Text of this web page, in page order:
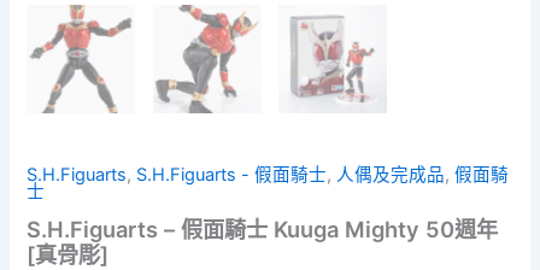
S.H.Figuarts, S.H.Figuarts - 假面騎士, 人偶及完成品,假面騎
士
S.H.Figuarts – 假面騎士 Kuuga Mighty 50週年
[真骨彫]